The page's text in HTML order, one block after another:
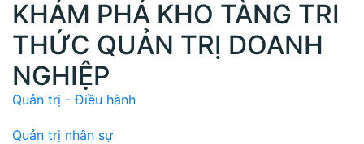
KHÁM PHÁ KHO TÀNG TRI
THỨC QUẢN TRỊ DOANH
NGHIỆP
Quản trị - Điều hành
Quản trị nhân sự